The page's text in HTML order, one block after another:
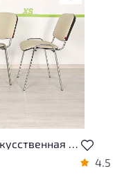
Офисный стул ИЗО Искусственная кожа Хром Россия
4.5